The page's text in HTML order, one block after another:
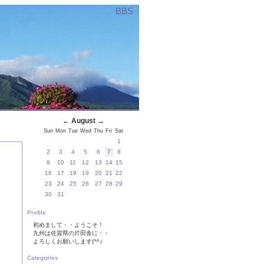
BBS
← August→
Sun Mon Tue Wed Thu Fri Sat
1
2
3 4 5 6 7
8
9
10 11 12 13 14 15
16
17 18 19 20 21
22
23
24 25 26 27 28 29
30
31
Profile
初めまして・・ようこそ！
九州は佐賀県の片田舎に・・
よろしくお願いします(^^♪
Categories